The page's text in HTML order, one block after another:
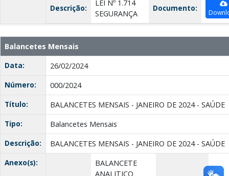
Descrição:
LEI Nº 1.714
SEGURANÇA
Documento:
Balancetes Mensais
Data:
26/02/2024
Número:
000/2024
Título:
BALANCETES MENSAIS - JANEIRO DE 2024 - SAÚDE
Tipo:
Balancetes Mensais
Descrição:
BALANCETES MENSAIS - JANEIRO DE 2024 - SAÚDE
Anexo(s):
BALANCETE
ANALITICO